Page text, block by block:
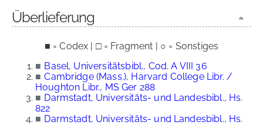
Überlieferung
■ = Codex | □ = Fragment | ○ = Sonstiges
■ Basel, Universitätsbibl., Cod. A VIII 36
■ Cambridge (Mass.), Harvard College Libr. /
Houghton Libr., MS Ger 288
■ Darmstadt, Universitäts- und Landesbibl., Hs.
822
■ Darmstadt, Universitäts- und Landesbibl., Hs.